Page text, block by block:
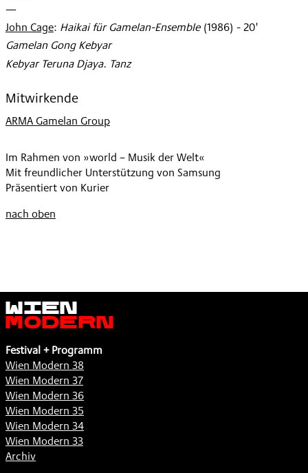
—
John Cage: Haikai für Gamelan-Ensemble (1986) - 20'
Gamelan Gong Kebyar
Kebyar Teruna Djaya. Tanz
Mitwirkende
ARMA Gamelan Group
Im Rahmen von »world – Musik der Welt«
Mit freundlicher Unterstützung von Samsung
Präsentiert von Kurier
nach oben
Wien
Modern
Festival + Programm
Wien Modern 38
Wien Modern 37
Wien Modern 36
Wien Modern 35
Wien Modern 34
Wien Modern 33
Archiv